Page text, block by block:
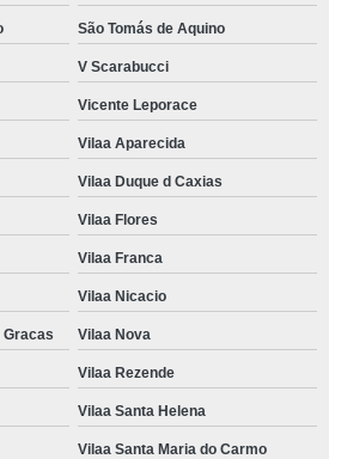
São Tomás de Aquino
V Scarabucci
Vicente Leporace
Vilaa Aparecida
Vilaa Duque d Caxias
Vilaa Flores
Vilaa Franca
Vilaa Nicacio
Gracas Vilaa Nova
Vilaa Rezende
Vilaa Santa Helena
Vilaa Santa Maria do Carmo